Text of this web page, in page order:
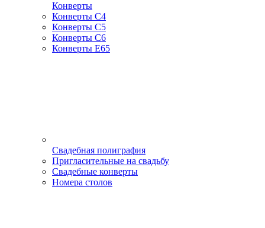
Конверты
Конверты С4
Конверты С5
Конверты С6
Конверты Е65
Свадебная полиграфия
Пригласительные на свадьбу
Свадебные конверты
Номера столов